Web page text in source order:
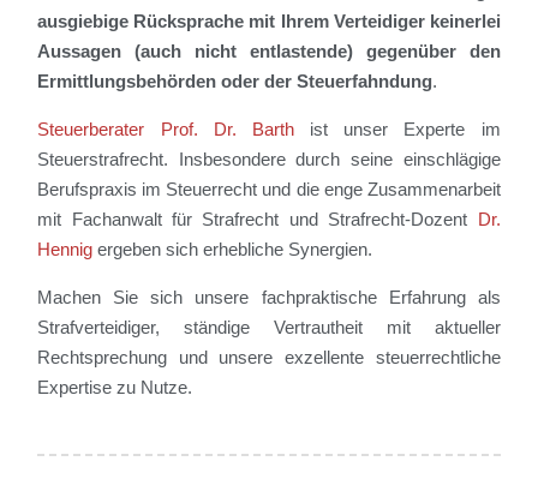
ausgiebige Rücksprache mit Ihrem Verteidiger keinerlei
Aussagen (auch nicht entlastende) gegenüber den
Ermittlungsbehörden oder der Steuerfahndung.
Steuerberater Prof. Dr. Barthist unser Experte im
Steuerstrafrecht. Insbesondere durch seine einschlägige
Berufspraxis im Steuerrecht und die enge Zusammenarbeit
mit Fachanwalt für Strafrecht und Strafrecht-Dozent Dr.
Hennig ergeben sich erhebliche Synergien.
Machen Sie sich unsere fachpraktische Erfahrung als
Strafverteidiger, ständige Vertrautheit mit aktueller
Rechtsprechung und unsere exzellente steuerrechtliche
Expertise zu Nutze.